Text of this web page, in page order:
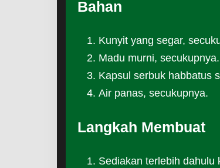
Bahan
Kunyit yang segar,
Madu murni, secukupnya.
Kapsul serbuk habbatus
Air panas, secukupnya.
Langkah Membuat
Sediakan terlebih dahulu